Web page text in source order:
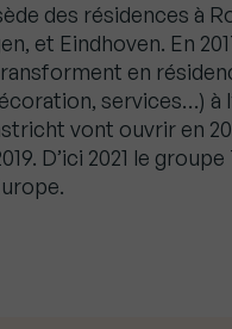
des résidences à
et Eindhoven. En
en
services…) à
vont ouvrir en
D’ici 2021 le